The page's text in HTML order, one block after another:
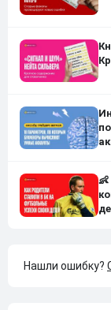
Нашли ошибку?